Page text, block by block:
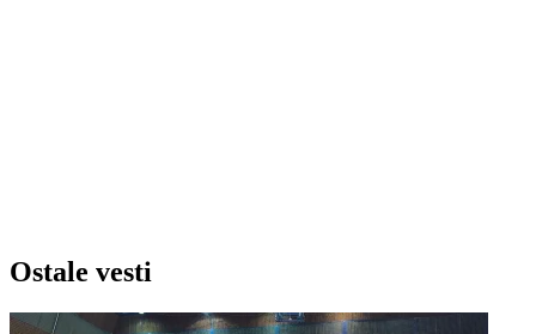
Ostale vesti